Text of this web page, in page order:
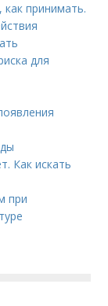
принимать.
для
Как искать
при